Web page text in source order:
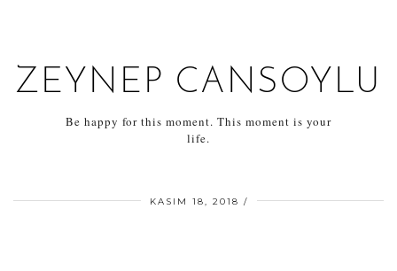
ZEYNEP CANSOYLU
Be happy for this moment. This moment is your
life.
KASIM 18, 2018